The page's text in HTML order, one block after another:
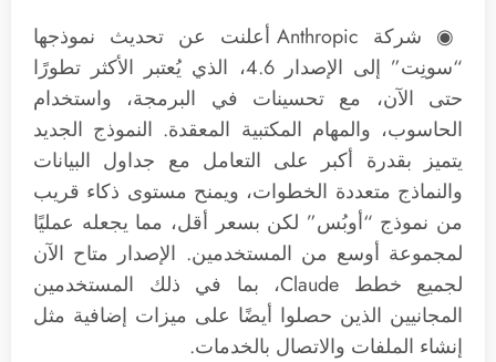
◉ شركة Anthropic أعلنت عن تحديث نموذجها
“سونِت” إلى الإصدار 4.6، الذي يُعتبر الأكثر تطورًا
حتى الآن، مع تحسينات في البرمجة، واستخدام
الحاسوب، والمهام المكتبية المعقدة. النموذج الجديد
يتميز بقدرة أكبر على التعامل مع جداول البيانات
والنماذج متعددة الخطوات، ويمنح مستوى ذكاء قريب
من نموذج “أوبُس” لكن بسعر أقل، مما يجعله عمليًا
لمجموعة أوسع من المستخدمين. الإصدار متاح الآن
لجميع خطط Claude، بما في ذلك المستخدمين
المجانيين الذين حصلوا أيضًا على ميزات إضافية مثل
إنشاء الملفات والاتصال بالخدمات.